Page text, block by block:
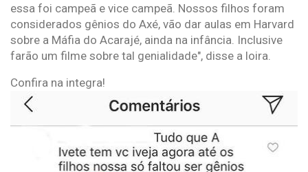
essa foi campeã e vice campeã. Nossos filhos foram
considerados gênios do Axé, vão dar aulas em Harvard
sobre a Máfia do Acarajé, ainda na infância. Inclusive
farão um filme sobre tal genialidade", disse a loira.
Confira na integra!